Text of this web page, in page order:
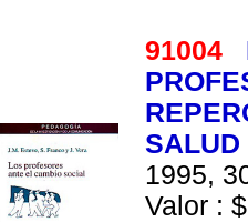
91004
SALUD
1995,
Valor :